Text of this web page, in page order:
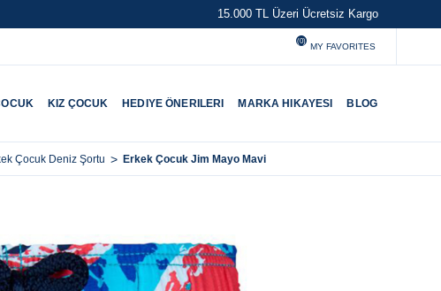
15.000 TL Üzeri Ücretsiz Kargo
MY FAVORITES
(0)
KIZ ÇOCUK HEDIYE ÖNERILERI MARKA HIKAYESI BLOG
Çocuk Deniz Şortu > Erkek Çocuk Jim Mayo Mavi